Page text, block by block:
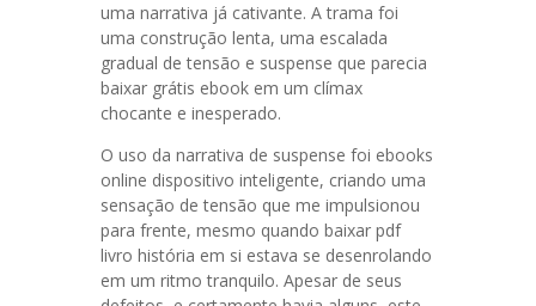
uma narrativa já cativante. A trama foi
uma construção lenta, uma escalada
gradual de tensão e suspense que parecia
baixar grátis ebook em um clímax
chocante e inesperado.
O uso da narrativa de suspense foi ebooks
online dispositivo inteligente, criando uma
sensação de tensão que me impulsionou
para frente, mesmo quando baixar pdf
livro história em si estava se desenrolando
em um ritmo tranquilo. Apesar de seus